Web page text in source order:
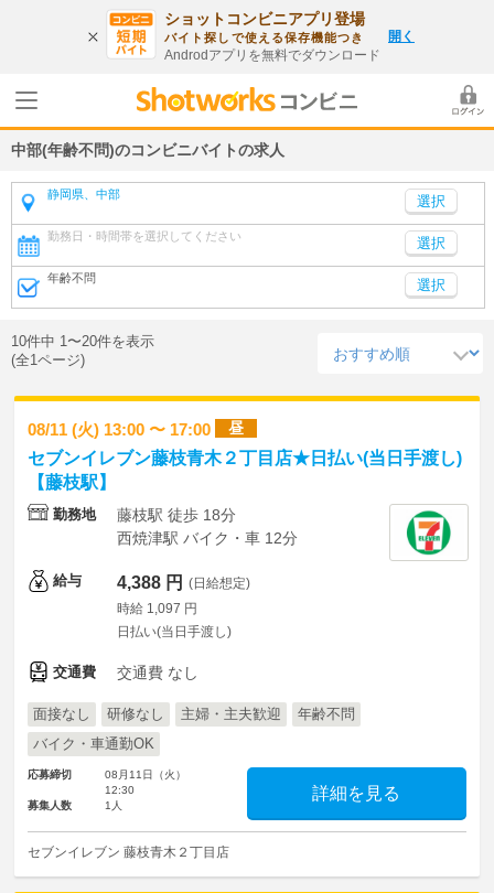
ショットコンビニアプリ登場
バイト探しで使える保存機能つき
Androdアプリを無料でダウンロード
開く
中部(年齢不問)のコンビニバイトの求人
静岡県、中部
勤務日・時間帯を選択してください 選択
年齢不問 選択
10件中 1〜20件を表示
(全1ページ)
08/11 (火) 13:00 〜 17:00 昼
セブンイレブン藤枝青木２丁目店★日払い(当日手渡し)
【藤枝駅】
勤務地
藤枝駅 徒歩 18分
西焼津駅 バイク・車 12分
給与 4,388 円 (日給想定)
時給 1,097 円
日払い(当日手渡し)
交通費 交通費 なし
面接なし 研修なし 主婦・主夫歓迎
年齢不問
バイク・車通勤OK
応募締切
08月11日（火）
12:30
募集人数
1人
詳細を見る
セブンイレブン 藤枝青木２丁目店